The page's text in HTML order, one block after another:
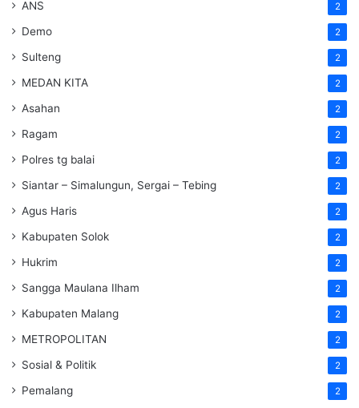
ANS 2
Demo 2
Sulteng 2
MEDAN KITA 2
Asahan 2
Ragam 2
Polres tg balai 2
Siantar – Simalungun, Sergai – Tebing 2
Agus Haris 2
Kabupaten Solok 2
Hukrim 2
Sangga Maulana Ilham 2
Kabupaten Malang 2
METROPOLITAN 2
Sosial & Politik 2
Pemalang 2